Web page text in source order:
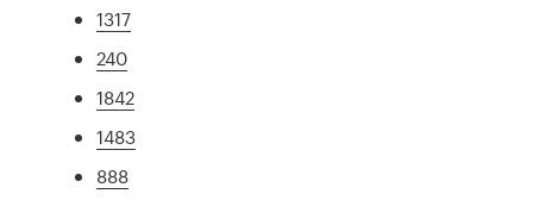
1317
240
1842
1483
888